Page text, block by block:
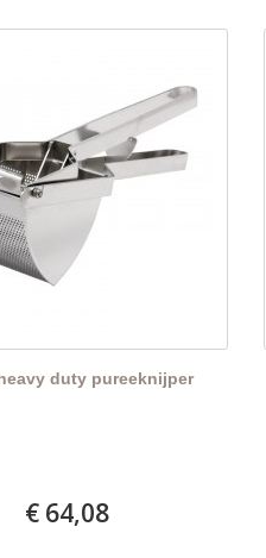
duty pureeknijper
€ 64,08